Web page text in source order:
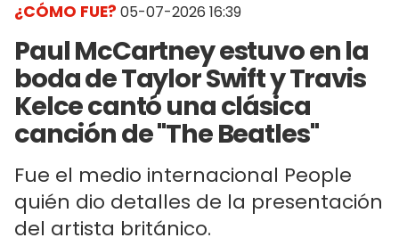
¿CÓMO FUE? 05-07-2026 16:39
Paul McCartney estuvo en la
boda de Taylor Swift y Travis
Kelce cantó una clásica
canción de "The Beatles"
Fue el medio internacional People
quién dio detalles de la presentación
del artista británico.